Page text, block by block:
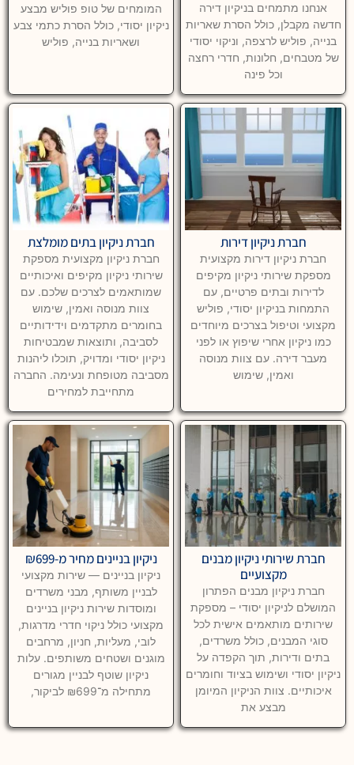
אנחנו מתמחים בניקיון דירה
חדשה מקבלן, כולל הסרת שאריות
בנייה, פוליש לרצפה, וניקוי יסודי
של מטבחים, חלונות, חדרי רחצה
וכל פינה
המומחים של טופ פוליש מבצע
ניקיון יסודי, כולל הסרת כתמי צבע
ושאריות בנייה, פוליש
חברת ניקיון דירות
חברת ניקיון דירות מקצועית
מספקת שירותי ניקיון מקיפים
לדירות ובתים פרטיים, עם
התמחות בניקיון יסודי, פוליש
מקצועי וטיפול בצרכים מיוחדים
כמו ניקיון אחרי שיפוץ או לפני
מעבר דירה. עם צוות מנוסה
ואמין, שימוש
חברת ניקיון בתים מומלצת
חברת ניקיון מקצועית מספקת
שירותי ניקיון מקיפים ואיכותיים
שמותאמים לצרכים שלכם. עם
צוות מנוסה ואמין, שימוש
בחומרים מתקדמים וידידותיים
לסביבה, ותוצאות שמבטיחות
ניקיון יסודי ומדויק, תוכלו ליהנות
מסביבה מטופחת ונעימה. החברה
מתחייבת למחירים
חברת שירותי ניקיון מבנים
מקצועיים
חברת ניקיון מבנים הפתרון
המושלם לניקיון יסודי – מספקת
שירותים מותאמים אישית לכל
סוגי המבנים, כולל משרדים,
בתים ודירות, תוך הקפדה על
ניקיון יסודי ושימוש בציוד וחומרים
איכותיים. צוות הניקיון המיומן
מבצע את
ניקיון בניינים מחיר מ-₪699
ניקיון בניינים — שירות מקצועי
לבניין משותף, מבני משרדים
ומוסדות שירות ניקיון בניינים
מקצועי כולל ניקוי חדרי מדרגות,
לובי, מעליות, חניון, מרחבים
מוגנים ושטחים משותפים. עלות
ניקיון שוטף לבניין מגורים
מתחילה מ־₪699 לביקור,